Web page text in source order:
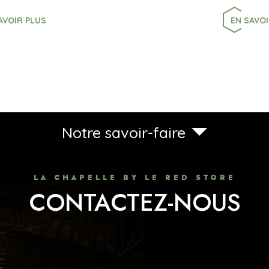
PLUS EN
Notre savoir-faire
LA CHAPELLE BY LE RED STORE
CONTACTEZ-NOUS